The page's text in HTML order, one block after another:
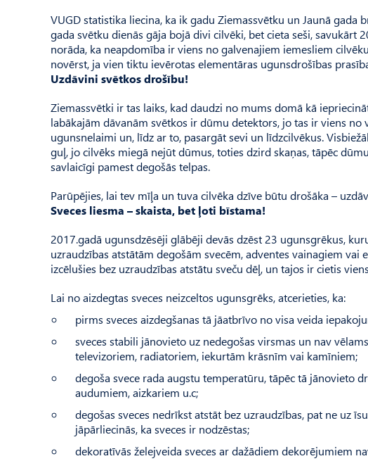
VUGD statistika liecina, ka ik gadu Ziemassvētku un Jaunā
gada svētku dienās gāja bojā divi cilvēki, bet cieta seši, savukārt
norāda, ka neapdomība ir viens no galvenajiem iemesliem
novērst, ja vien tiktu ievērotas elementāras ugunsdrošības
Uzdāvini svētkos drošību!
Ziemassvētki ir tas laiks, kad daudzi no mums domā kā
labākajām dāvanām svētkos ir dūmu detektors, jo tas ir viens
ugunsnelaimi un, līdz ar to, pasargāt sevi un līdzcilvēkus.
guļ, jo cilvēks miegā nejūt dūmus, toties dzird skaņas, tāpēc
savlaicīgi pamest degošās telpas.
Parūpējies, lai tev mīļa un tuva cilvēka dzīve būtu drošāka –
Sveces liesma – skaista, bet ļoti bīstama!
2017.gadā ugunsdzēsēji glābēji devās dzēst 23 ugunsgrēkus,
uzraudzības atstātām degošām svecēm, adventes vainagiem
izcēlušies bez uzraudzības atstātu sveču dēļ, un tajos ir cietis
Lai no aizdegtas sveces neizceltos ugunsgrēks, atcerieties, ka:
pirms sveces aizdegšanas tā jāatbrīvo no visa veida
sveces stabili jānovieto uz nedegošas virsmas un nav
televizoriem, radiatoriem, iekurtām krāsnīm vai kamīniem;
degoša svece rada augstu temperatūru, tāpēc tā jānovieto
audumiem, aizkariem u.c;
degošas sveces nedrīkst atstāt bez uzraudzības, pat ne uz
jāpārliecinās, ka sveces ir nodzēstas;
dekoratīvās želejveida sveces ar dažādiem dekorējumiem